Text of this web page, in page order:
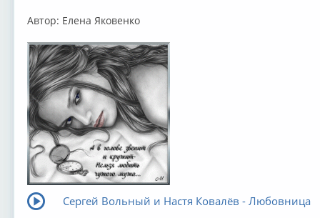
Автор: Елена Яковенко
Сергей Вольный и Настя Ковалёв - Любовница